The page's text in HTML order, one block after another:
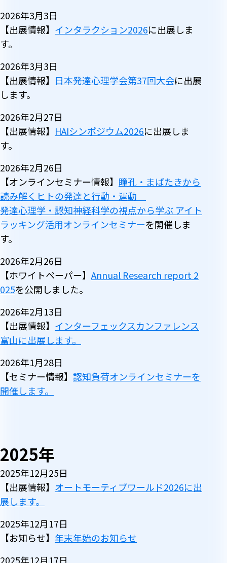
2026年3月3日
【出展情報】 インタラクション2026に出展しま
す。
2026年3月3日
【出展情報】 日本発達心理学会第37回大会に出展
します。
2026年2月27日
【出展情報】 HAIシンポジウム2026に出展しま
す。
2026年2月26日
【オンラインセミナー情報】 瞳孔・まばたきから
読み解くヒトの発達と行動・運動
発達心理学・認知神経科学の視点から学ぶ アイト
ラッキング活用オンラインセミナーを開催しま
す。
2026年2月26日
【ホワイトペーパー】 Annual Research report 2
025を公開しました。
2026年2月13日
【出展情報】 インターフェックスカンファレンス
富山に出展します。
2026年1月28日
【セミナー情報】 認知負荷オンラインセミナーを
開催します。
2025年
2025年12月25日
【出展情報】 オートモーティブワールド2026に出
展します。
2025年12月17日
【お知らせ】 年末年始のお知らせ
2025年12月17日